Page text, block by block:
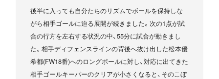
後半に入っても自分たちのリズムでボールを保持しな
がら相手ゴールに迫る展開が続きました。次の1点が試
合の行方を左右する状況の中、55分に試合が動きまし
た。相手ディフェンスラインの背後へ抜け出した松本優
希都(FW18番)へのロングボールに対し、対応に出てきた
相手ゴールキーパーのクリアが小さくなると、そのこぼ